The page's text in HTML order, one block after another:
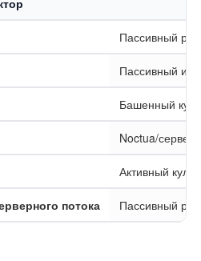
Пассивный
Пассивный
Башенный
Noctua/
Активный
потока Пассивный